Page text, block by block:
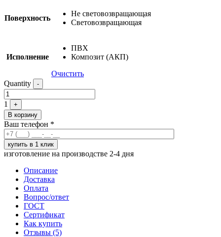
Поверхность
Не световозвращающая
Cветовозвращающая
Исполнение
ПВХ
Композит (АКП)
Очистить
Quantity
-
1
+
В корзину
Ваш телефон *
изготовление на производстве 2-4 дня
Описание
Доставка
Оплата
Вопрос/ответ
ГОСТ
Сертификат
Как купить
Отзывы (5)